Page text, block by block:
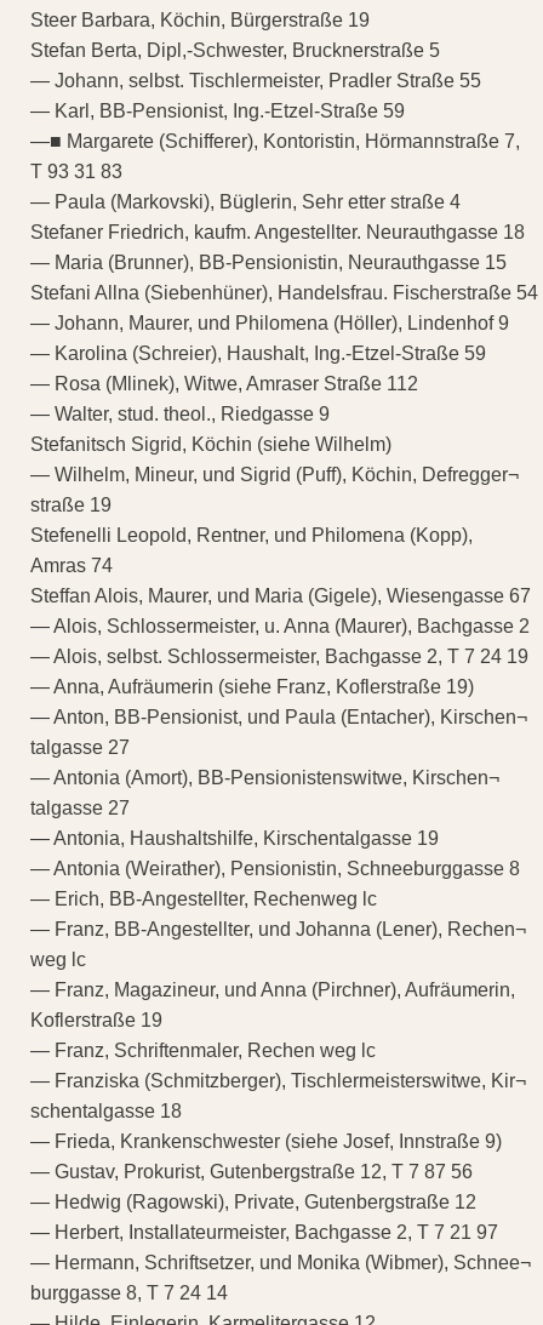
Steer Barbara, Köchin, Bürgerstraße 19
Stefan Berta, Dipl,-Schwester, Brucknerstraße 5
— Johann, selbst. Tischlermeister, Pradler Straße 55
— Karl, BB-Pensionist, Ing.-Etzel-Straße 59
—■ Margarete (Schifferer), Kontoristin, Hörmannstraße 7,
T 93 31 83
— Paula (Markovski), Büglerin, Sehr etter straße 4
Stefaner Friedrich, kaufm. Angestellter. Neurauthgasse 18
— Maria (Brunner), BB-Pensionistin, Neurauthgasse 15
Stefani Allna (Siebenhüner), Handelsfrau. Fischerstraße 54
— Johann, Maurer, und Philomena (Höller), Lindenhof 9
— Karolina (Schreier), Haushalt, Ing.-Etzel-Straße 59
— Rosa (Mlinek), Witwe, Amraser Straße 112
— Walter, stud. theol., Riedgasse 9
Stefanitsch Sigrid, Köchin (siehe Wilhelm)
— Wilhelm, Mineur, und Sigrid (Puff), Köchin, Defregger¬
straße 19
Stefenelli Leopold, Rentner, und Philomena (Kopp),
Amras 74
Steffan Alois, Maurer, und Maria (Gigele), Wiesengasse 67
— Alois, Schlossermeister, u. Anna (Maurer), Bachgasse 2
— Alois, selbst. Schlossermeister, Bachgasse 2, T 7 24 19
— Anna, Aufräumerin (siehe Franz, Koflerstraße 19)
— Anton, BB-Pensionist, und Paula (Entacher), Kirschen¬
talgasse 27
— Antonia (Amort), BB-Pensionistenswitwe, Kirschen¬
talgasse 27
— Antonia, Haushaltshilfe, Kirschentalgasse 19
— Antonia (Weirather), Pensionistin, Schneeburggasse 8
— Erich, BB-Angestellter, Rechenweg lc
— Franz, BB-Angestellter, und Johanna (Lener), Rechen¬
weg lc
— Franz, Magazineur, und Anna (Pirchner), Aufräumerin,
Koflerstraße 19
— Franz, Schriftenmaler, Rechen weg lc
— Franziska (Schmitzberger), Tischlermeisterswitwe, Kir¬
schentalgasse 18
— Frieda, Krankenschwester (siehe Josef, Innstraße 9)
— Gustav, Prokurist, Gutenbergstraße 12, T 7 87 56
— Hedwig (Ragowski), Private, Gutenbergstraße 12
— Herbert, Installateurmeister, Bachgasse 2, T 7 21 97
— Hermann, Schriftsetzer, und Monika (Wibmer), Schnee¬
burggasse 8, T 7 24 14